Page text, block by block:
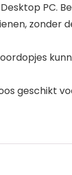
PC.
zonder
geschikt